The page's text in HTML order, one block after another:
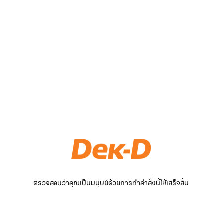
ตรวจสอบว่าคุณเป็นมนุษย์ด้วยการทำคำสั่งนี้ให้เสร็จสิ้น